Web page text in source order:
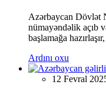
Azərbaycan Dövlət
nümayəndəlik açıb
başlamağa
Ardını oxu
12 Fevral